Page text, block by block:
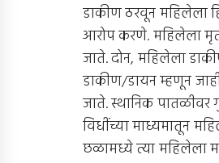
डाकीण ठरवून महिलेला
आरोप करणे. महिलेला
जाते. दोन, महिलेला
डाकीण/डायन म्हणून
जाते. स्थानिक पातळीवर
विधींच्या माध्यमातून
छळामध्ये त्या महिलेला